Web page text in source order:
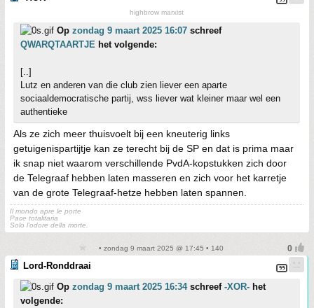
highbrow marxist
Op zondag 9 maart 2025 16:07 schreef
QWARQTAARTJE het volgende:
[..]
Lutz en anderen van die club zien liever een aparte
sociaaldemocratische partij, wss liever wat kleiner maar wel een
authentieke
Als ze zich meer thuisvoelt bij een kneuterig links
getuigenispartijtje kan ze terecht bij de SP en dat is prima maar
ik snap niet waarom verschillende PvdA-kopstukken zich door
de Telegraaf hebben laten masseren en zich voor het karretje
van de grote Telegraaf-hetze hebben laten spannen.
Il mondo apre le porte
Pace totalitaria
Solo l'odore della morte.
• zondag 9 maart 2025 @ 17:45 • 140
Lord-Ronddraai
Op zondag 9 maart 2025 16:34schreef -XOR- het
volgende: